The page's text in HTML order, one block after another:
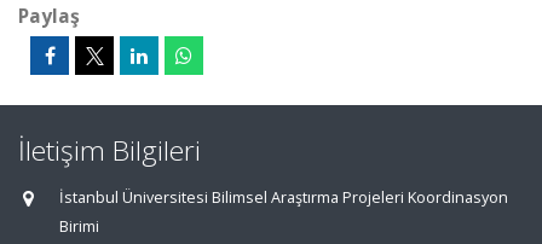
Paylaş
İletişim Bilgileri
İstanbul Üniversitesi Bilimsel Araştırma Projeleri Koordinasyon
Birimi